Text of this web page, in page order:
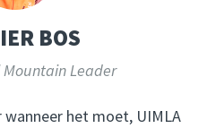
BOS
Leader
wanneer het moet, UIMLA